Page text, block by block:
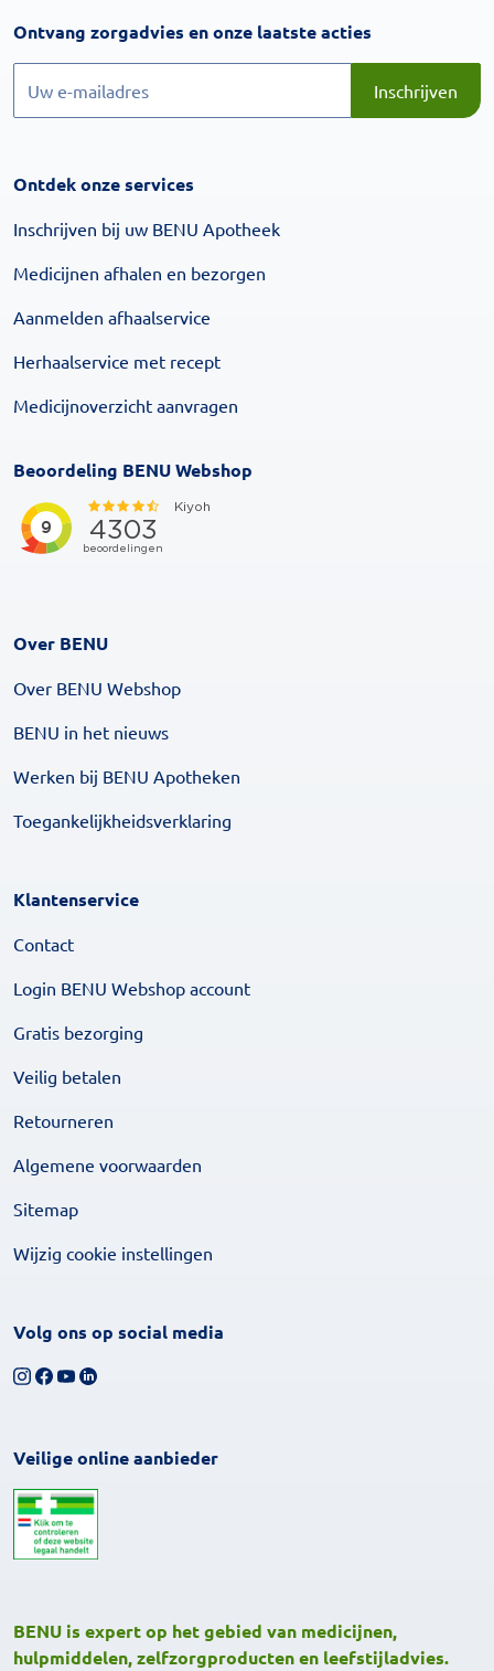
Ontvang zorgadvies en onze laatste acties
Inschrijven
Ontdek onze services
Inschrijven bij uw BENU Apotheek
Medicijnen afhalen en bezorgen
Aanmelden afhaalservice
Herhaalservice met recept
Medicijnoverzicht aanvragen
Beoordeling BENU Webshop
Over BENU
Over BENU Webshop
BENU in het nieuws
Werken bij BENU Apotheken
Toegankelijkheidsverklaring
Klantenservice
Contact
Login BENU Webshop account
Gratis bezorging
Veilig betalen
Retourneren
Algemene voorwaarden
Sitemap
Wijzig cookie instellingen
Volg ons op social media
Volg ons op Instagram
Volg ons op Facebook
Bekijk ons YouTube-kanaal
Volg ons op LinkedIn
Veilige online aanbieder
BENU is expert op het gebied van medicijnen,
hulpmiddelen, zelfzorgproducten en leefstijladvies.